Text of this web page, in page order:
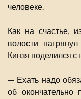
человеке.
Как на счастье,
волости
Кинзя поделился
— Ехать надо
об